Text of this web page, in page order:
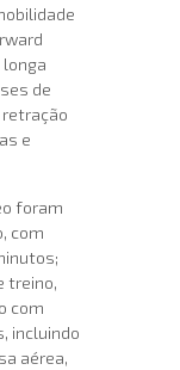
de
retração
e
foram
com
treino,
com
incluindo
aérea,